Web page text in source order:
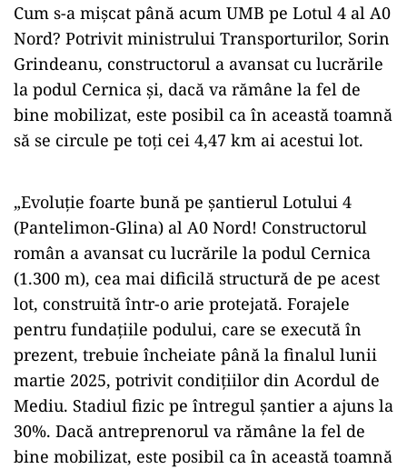
Cum s-a mișcat până acum UMB pe Lotul 4 al A0
Nord? Potrivit ministrului Transporturilor, Sorin
Grindeanu, constructorul a avansat cu lucrările
la podul Cernica și, dacă va rămâne la fel de
bine mobilizat, este posibil ca în această toamnă
să se circule pe toți cei 4,47 km ai acestui lot.
„Evoluție foarte bună pe șantierul Lotului 4
(Pantelimon-Glina) al A0 Nord! Constructorul
român a avansat cu lucrările la podul Cernica
(1.300 m), cea mai dificilă structură de pe acest
lot, construită într-o arie protejată. Forajele
pentru fundațiile podului, care se execută în
prezent, trebuie încheiate până la finalul lunii
martie 2025, potrivit condițiilor din Acordul de
Mediu. Stadiul fizic pe întregul șantier a ajuns la
30%. Dacă antreprenorul va rămâne la fel de
bine mobilizat, este posibil ca în această toamnă